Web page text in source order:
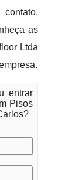
as
Ltda
entrar
Pisos